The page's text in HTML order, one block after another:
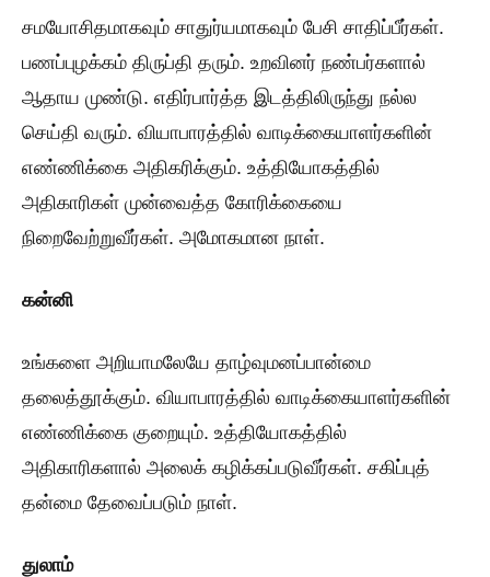
சமயோசிதமாகவும் சாதுர்யமாகவும் பேசி சாதிப்பீர்கள்.
பணப்புழக்கம் திருப்தி தரும். உறவினர் நண்பர்களால்
ஆதாய முண்டு. எதிர்பார்த்த இடத்திலிருந்து நல்ல
செய்தி வரும். வியாபாரத்தில் வாடிக்கையாளர்களின்
எண்ணிக்கை அதிகரிக்கும். உத்தியோகத்தில்
அதிகாரிகள் முன்வைத்த கோரிக்கையை
நிறைவேற்றுவீர்கள். அமோகமான நாள்.
கன்னி
உங்களை அறியாமலேயே தாழ்வுமனப்பான்மை
தலைத்தூக்கும். வியாபாரத்தில் வாடிக்கையாளர்களின்
எண்ணிக்கை குறையும். உத்தியோகத்தில்
அதிகாரிகளால் அலைக் கழிக்கப்படுவீர்கள். சகிப்புத்
தன்மை தேவைப்படும் நாள்.
துலாம்